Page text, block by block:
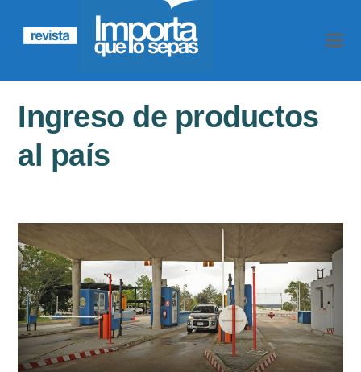
Ingreso de productos
al país